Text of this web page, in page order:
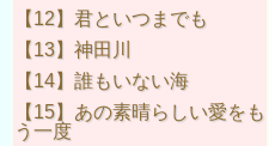
【12】君といつまでも
【13】神田川
【14】誰もいない海
【15】あの素晴らしい愛をも
う一度